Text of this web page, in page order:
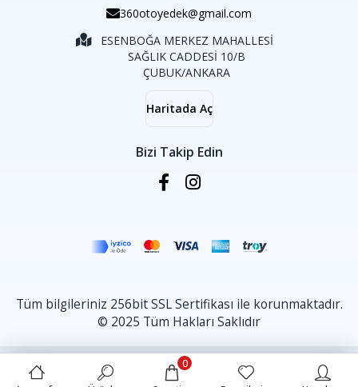
360otoyedek@gmail.com
ESENBOĞA MERKEZ MAHALLESİ
SAĞLIK CADDESİ 10/B
ÇUBUK/ANKARA
Haritada Aç
Bizi Takip Edin
Tüm bilgileriniz 256bit SSL Sertifikası ile korunmaktadır.
© 2025 Tüm Hakları Saklıdır
0